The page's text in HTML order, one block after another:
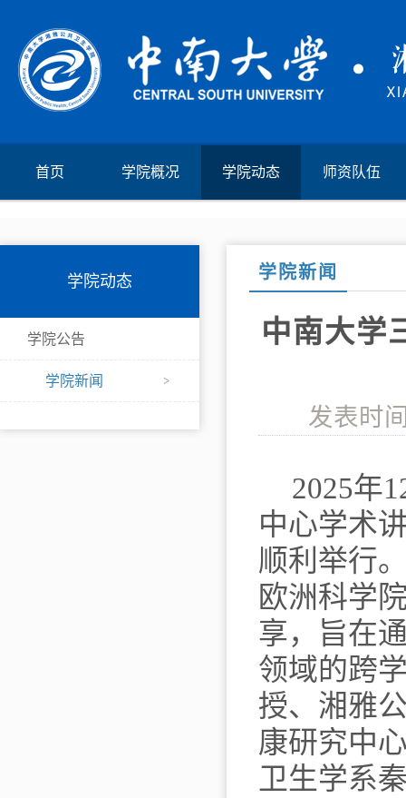
首页 学院概况 学院动态 师资队伍
学院动态
学院公告
学院新闻
学院新闻
中南大学
发表时
2025年
中心学术
顺利举行
欧洲科学
享，旨在
领域的跨
授、湘雅
康研究中
卫生学系